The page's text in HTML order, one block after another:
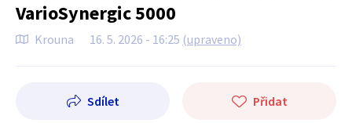
VarioSynergic 5000
Krouna 16. 5. 2026 - 16:25 (upraveno)
Sdílet Přidat